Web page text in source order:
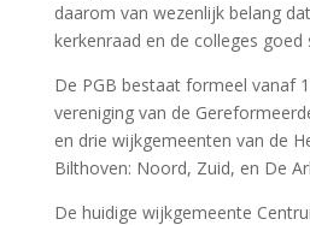
daarom van wezenlijk belang
kerkenraad en de colleges goed
De PGB bestaat formeel vanaf
vereniging van de
en drie wijkgemeenten van de
Bilthoven: Noord, Zuid, en De
De huidige wijkgemeente